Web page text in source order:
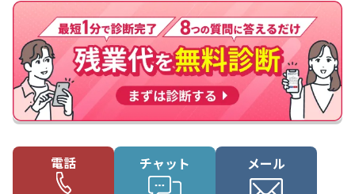
電話 チャット メール